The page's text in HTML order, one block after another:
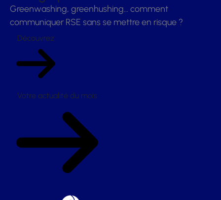
Greenwashing, greenhushing… comment
communiquer RSE sans se mettre en risque ?
Découvrez
Votre actualité du mois